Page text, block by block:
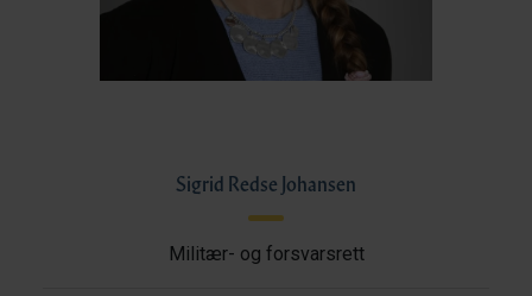
Sigrid Redse Johansen
Militær- og forsvarsrett